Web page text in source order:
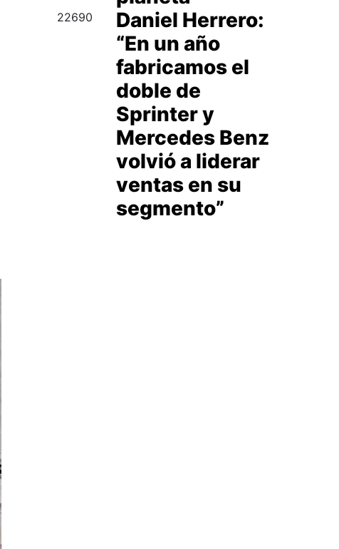
22690
Daniel Herrero:
“En un año
fabricamos el
doble de
Sprinter y
Mercedes Benz
volvió a liderar
ventas en su
segmento”